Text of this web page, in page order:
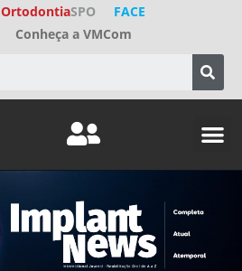
OrtodontiaSPO
FACE
Conheça a VMCom